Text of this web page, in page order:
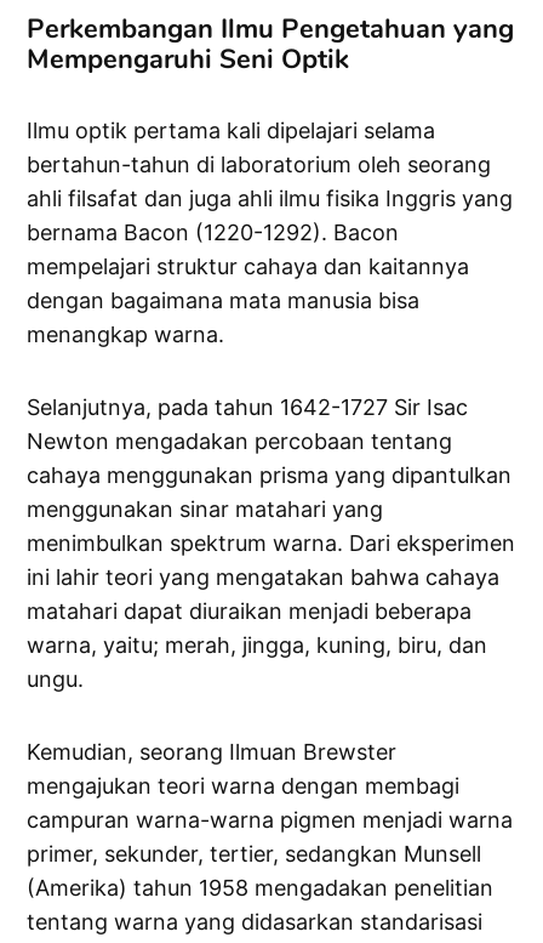
Perkembangan Ilmu Pengetahuan yang
Mempengaruhi Seni Optik
Ilmu optik pertama kali dipelajari selama
bertahun-tahun di laboratorium oleh seorang
ahli filsafat dan juga ahli ilmu fisika Inggris yang
bernama Bacon (1220-1292). Bacon
mempelajari struktur cahaya dan kaitannya
dengan bagaimana mata manusia bisa
menangkap warna.
Selanjutnya, pada tahun 1642-1727 Sir Isac
Newton mengadakan percobaan tentang
cahaya menggunakan prisma yang dipantulkan
menggunakan sinar matahari yang
menimbulkan spektrum warna. Dari eksperimen
ini lahir teori yang mengatakan bahwa cahaya
matahari dapat diuraikan menjadi beberapa
warna, yaitu; merah, jingga, kuning, biru, dan
ungu.
Kemudian, seorang Ilmuan Brewster
mengajukan teori warna dengan membagi
campuran warna-warna pigmen menjadi warna
primer, sekunder, tertier, sedangkan Munsell
(Amerika) tahun 1958 mengadakan penelitian
tentang warna yang didasarkan standarisasi